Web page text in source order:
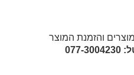
והזמנת המוצר
3004230